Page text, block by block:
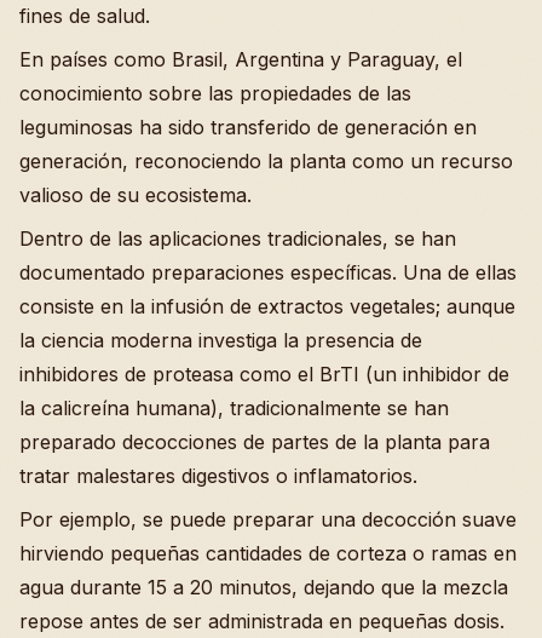
fines de salud.
En países como Brasil, Argentina y Paraguay, el
conocimiento sobre las propiedades de las
leguminosas ha sido transferido de generación en
generación, reconociendo la planta como un recurso
valioso de su ecosistema.
Dentro de las aplicaciones tradicionales, se han
documentado preparaciones específicas. Una de ellas
consiste en la infusión de extractos vegetales; aunque
la ciencia moderna investiga la presencia de
inhibidores de proteasa como el BrTI (un inhibidor de
la calicreína humana), tradicionalmente se han
preparado decocciones de partes de la planta para
tratar malestares digestivos o inflamatorios.
Por ejemplo, se puede preparar una decocción suave
hirviendo pequeñas cantidades de corteza o ramas en
agua durante 15 a 20 minutos, dejando que la mezcla
repose antes de ser administrada en pequeñas dosis.